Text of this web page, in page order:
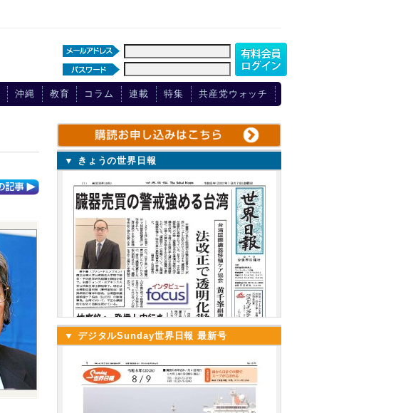
沖縄 教育 コラム 連載 特集 共産党ウォッチ
▼ きょうの世界日報
▼ デジタルSunday世界日報 最新号